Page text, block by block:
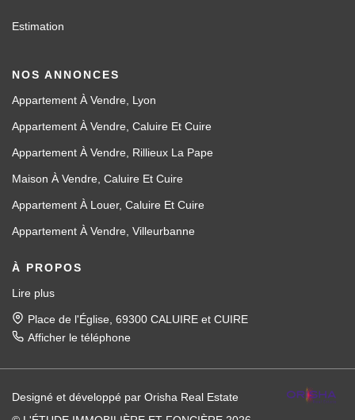
Estimation
NOS ANNONCES
Appartement À Vendre, Lyon
Appartement À Vendre, Caluire Et Cuire
Appartement À Vendre, Rillieux La Pape
Maison À Vendre, Caluire Et Cuire
Appartement À Louer, Caluire Et Cuire
Appartement À Vendre, Villeurbanne
À PROPOS
Lire plus
Place de l'Église, 69300 CALUIRE et CUIRE
Afficher le téléphone
Designé et développé par Orisha Real Estate